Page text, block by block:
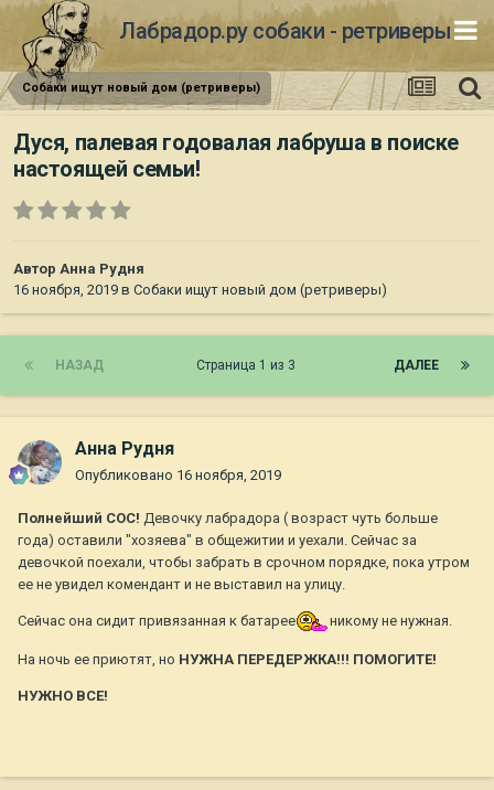
Лабрадор.ру собаки - ретриверы
Собаки ищут новый дом (ретриверы)
Дуся, палевая годовалая лабруша в поиске
настоящей семьи!
Автор Анна Рудня
16 ноября, 2019 в Собаки ищут новый дом (ретриверы)
НАЗАД ДАЛЕЕ
Страница 1 из 3
Анна Рудня
Опубликовано 16 ноября, 2019
Полнейший СОС! Девочку лабрадора ( возраст чуть больше
года) оставили "хозяева" в общежитии и уехали. Сейчас за
девочкой поехали, чтобы забрать в срочном порядке, пока утром
ее не увидел комендант и не выставил на улицу.
Сейчас она сидит привязанная к батарее никому не нужная.
На ночь ее приютят, но НУЖНА ПЕРЕДЕРЖКА!!! ПОМОГИТЕ!
НУЖНО ВСЕ!